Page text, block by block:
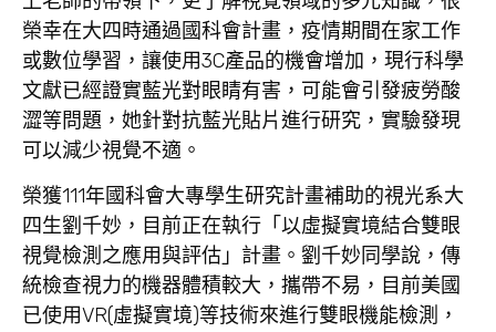
榮幸在大四時通過國科會計畫，疫情期間在家工作
或數位學習，讓使用3C產品的機會增加，現行科學
文獻已經證實藍光對眼睛有害，可能會引發疲勞酸
澀等問題，她針對抗藍光貼片進行研究，實驗發現
可以減少視覺不適。
榮獲111年國科會大專學生研究計畫補助的視光系大
四生劉千妙，目前正在執行「以虛擬實境結合雙眼
視覺檢測之應用與評估」計畫。劉千妙同學說，傳
統檢查視力的機器體積較大，攜帶不易，目前美國
已使用VR(虛擬實境)等技術來進行雙眼機能檢測，